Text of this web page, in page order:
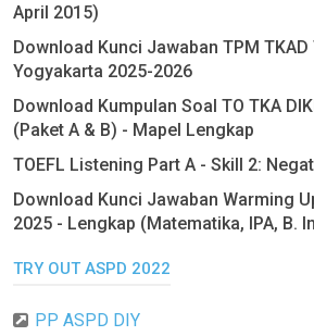
April 2015)
Download Kunci Jawaban TPM TKAD
Yogyakarta 2025-2026
Download Kumpulan Soal TO TKA
(Paket A & B) - Mapel Lengkap
TOEFL Listening Part A - Skill 2:
Download Kunci Jawaban Warming
2025 - Lengkap (Matematika, IPA, B.
TRY OUT ASPD 2022
PP ASPD DIY